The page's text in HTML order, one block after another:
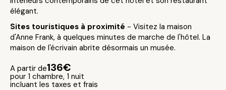
élégant.
Sites touristiques à proximité - Visitez la maison
d'Anne Frank, à quelques minutes de marche de l'hôtel. La
maison de l'écrivain abrite désormais un musée.
A partir de136€
pour 1 chambre, 1 nuit
incluant les taxes et frais